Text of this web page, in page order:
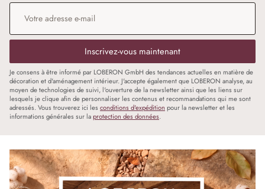
Adresse e-mail
Inscrivez-vous maintenant
Je consens à être informé par LOBERON GmbH des tendances actuelles en matière de
décoration et d'aménagement intérieur. J'accepte également que LOBERON analyse, au
moyen de technologies de suivi, l'ouverture de la newsletter ainsi que les liens sur
lesquels je clique afin de personnaliser les contenus et recommandations qui me sont
adressés. Vous trouverez ici les conditions d'expédition pour la newsletter et les
informations générales sur laprotection des données.